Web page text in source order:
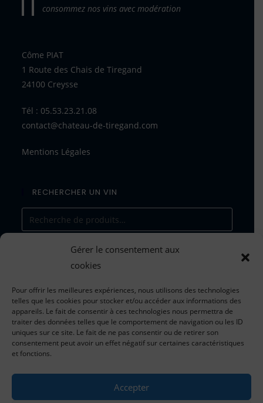
Gérer le consentement aux
cookies
Pour offrir les meilleures expériences, nous utilisons des technologies
telles que les cookies pour stocker et/ou accéder aux informations des
appareils. Le fait de consentir à ces technologies nous permettra de
traiter des données telles que le comportement de navigation ou les ID
uniques sur ce site. Le fait de ne pas consentir ou de retirer son
consentement peut avoir un effet négatif sur certaines caractéristiques
et fonctions.
Accepter
consommez nos vins avec modération
Côme PIAT
1 Route des Chais de Tiregand
24100 Creysse
Tél : 05.53.23.21.08
contact@chateau-de-tiregand.com
Mentions Légales
RECHERCHER UN VIN
RECHERCHE
Tarifs valables du 1er janvier 2025
au 31 décembre 2025
*dans la limite des stocks disponibles
pour toute information concernant les tarifs, les